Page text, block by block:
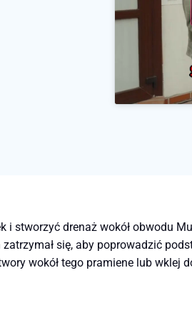
stworzyć drenaż wokół obwodu
się, aby poprowadzić
wokół tego pramiene lub